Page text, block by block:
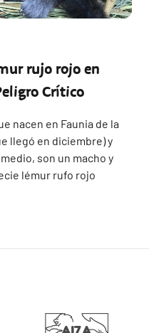
rujo rojo en
Crítico
nacen en Faunia de la
llegó en diciembre) y
son un macho y
lémur rufo rojo